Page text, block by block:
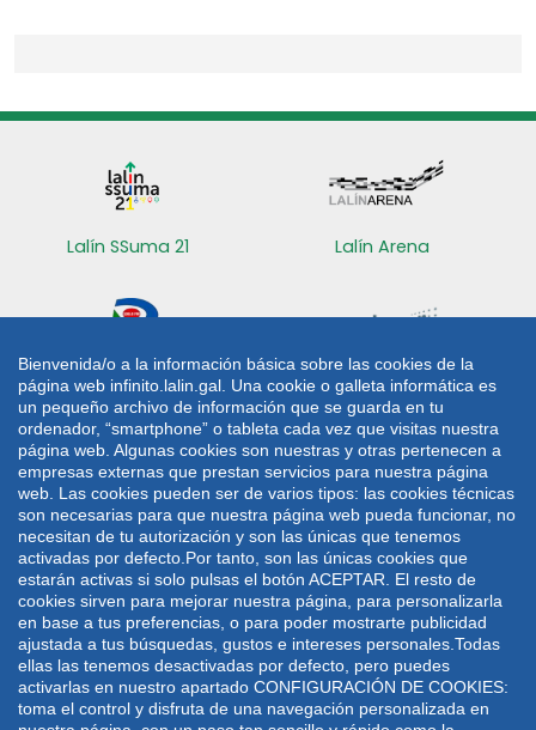
Bienvenida/o a la información básica sobre las cookies de la
página web infinito.lalin.gal. Una cookie o galleta informática es
un pequeño archivo de información que se guarda en tu
ordenador, “smartphone” o tableta cada vez que visitas nuestra
página web. Algunas cookies son nuestras y otras pertenecen a
empresas externas que prestan servicios para nuestra página
web. Las cookies pueden ser de varios tipos: las cookies técnicas
son necesarias para que nuestra página web pueda funcionar, no
necesitan de tu autorización y son las únicas que tenemos
activadas por defecto.Por tanto, son las únicas cookies que
estarán activas si solo pulsas el botón ACEPTAR. El resto de
cookies sirven para mejorar nuestra página, para personalizarla
en base a tus preferencias, o para poder mostrarte publicidad
ajustada a tus búsquedas, gustos e intereses personales.Todas
ellas las tenemos desactivadas por defecto, pero puedes
activarlas en nuestro apartado CONFIGURACIÓN DE COOKIES:
toma el control y disfruta de una navegación personalizada en
Lalín SSuma 21 Lalín Arena
Radio Lalín Sede electrónica
CONTACTO
Plaza de Galicia 1
36500 Lalín
986 787 060
986 782 042
lalin@lalin.gal
Mapa web Aviso legal
Política de privacidade
Política de cookies
Deseño e desenvolvemento: UTE VODAFONE -